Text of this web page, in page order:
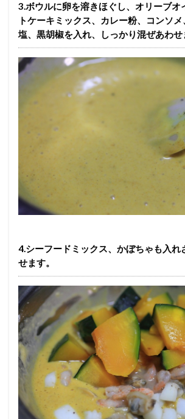
3.ボウルに卵を溶きほぐし、オリーブオ
トケーキミックス、カレー粉、コンソメ
塩、黒胡椒を入れ、しっかり混ぜあわせ
4.シーフードミックス、かぼちゃも入れ
せます。